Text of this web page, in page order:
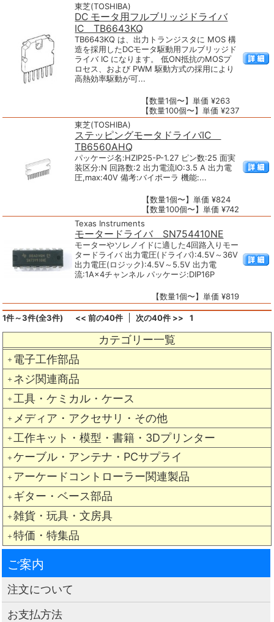
カテゴリー一覧
＋ 電子工作部品
＋ ネジ関連商品
＋ 工具・ケミカル・ケース
＋ メディア・アクセサリ・その他
＋ 工作キット・模型・書籍・3Dプリンター
＋ ケーブル・アンテナ・PCサプライ
＋ アーケードコントローラー関連製品
＋ ギター・ベース部品
＋ 雑貨・玩具・文房具
＋ 特価・特集品
東芝(TOSHIBA)
DC モータ用フルブリッジドライバ
IC TB6643KQ
TB6643KQ は、出力トランジスタに MOS 構
造を採用したDCモータ駆動用フルブリッジド
ライバ IC になります。 低ON抵抗のMOSプ
ロセス、および PWM 駆動方式の採用により
高熱効率駆動が可...
【数量1個〜】単価 ¥263
【数量100個〜】単価 ¥237
東芝(TOSHIBA)
ステッピングモータドライバIC
TB6560AHQ
パッケージ名:HZIP25-P-1.27 ピン数:25 面実
装区分:N 回路数:2 出力電流IO:3.5 A 出力電
圧,max:40V 備考:バイポーラ 機能:...
【数量1個〜】単価 ¥824
【数量100個〜】単価 ¥742
Texas Instruments
モータードライバ SN754410NE
モーターやソレノイドに適した4回路入りモー
タードライバ 出力電圧(ドライバ):4.5V～36V
出力電圧(ロジック):4.5V～5.5V 出力電
流:1A×4チャンネル パッケージ:DIP16P
【数量1個〜】単価 ¥819
1件～3件(全3件) << 前の40件 次の40件 >> 1
ご案内
注文について
お支払方法